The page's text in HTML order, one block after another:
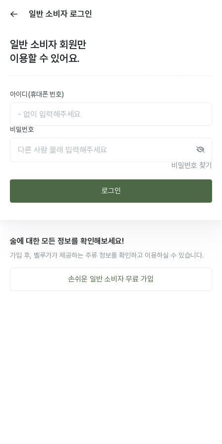
일반 소비자 로그인
일반 소비자 회원만
이용할 수 있어요.
아이디(휴대폰 번호)
비밀번호
비밀번호 찾기
로그인
술에 대한 모든 정보를 확인해보세요!
가입 후, 벨루가가 제공하는 주류 정보를 확인하고 이용하실 수 있습니다.
손쉬운 일반 소비자 무료 가입